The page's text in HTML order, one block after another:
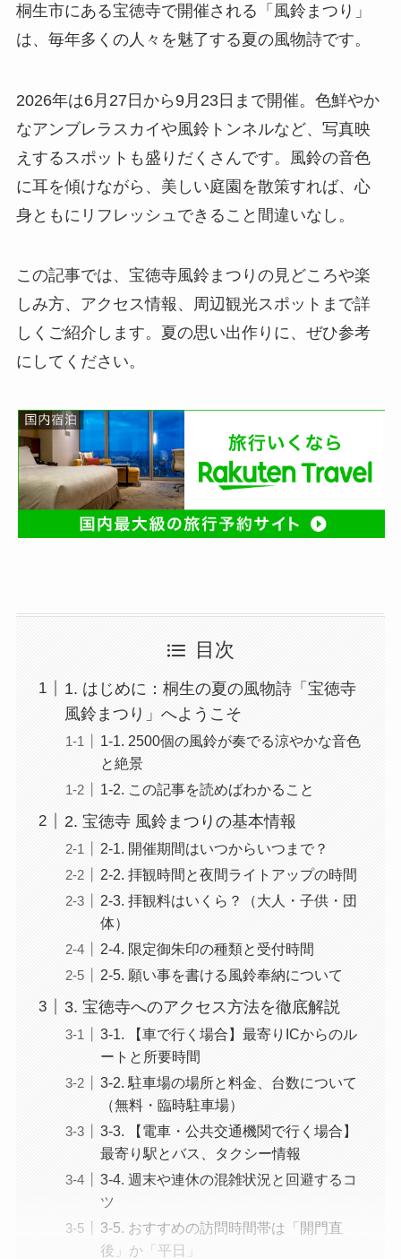
桐生市にある宝徳寺で開催される「風鈴まつり」
は、毎年多くの人々を魅了する夏の風物詩です。
2026年は6月27日から9月23日まで開催。色鮮やか
なアンブレラスカイや風鈴トンネルなど、写真映
えするスポットも盛りだくさんです。風鈴の音色
に耳を傾けながら、美しい庭園を散策すれば、心
身ともにリフレッシュできること間違いなし。
この記事では、宝徳寺風鈴まつりの見どころや楽
しみ方、アクセス情報、周辺観光スポットまで詳
しくご紹介します。夏の思い出作りに、ぜひ参考
にしてください。
目次
1. はじめに：桐生の夏の風物詩「宝徳寺
風鈴まつり」へようこそ
1-1. 2500個の風鈴が奏でる涼やかな音色
と絶景
1-2. この記事を読めばわかること
2. 宝徳寺 風鈴まつりの基本情報
2-1. 開催期間はいつからいつまで？
2-2. 拝観時間と夜間ライトアップの時間
2-3. 拝観料はいくら？（大人・子供・団
体）
2-4. 限定御朱印の種類と受付時間
2-5. 願い事を書ける風鈴奉納について
3. 宝徳寺へのアクセス方法を徹底解説
3-1. 【車で行く場合】最寄りICからのル
ートと所要時間
3-2. 駐車場の場所と料金、台数について
（無料・臨時駐車場）
3-3. 【電車・公共交通機関で行く場合】
最寄り駅とバス、タクシー情報
3-4. 週末や連休の混雑状況と回避するコ
ツ
3-5. おすすめの訪問時間帯は「開門直
後」か「平日」